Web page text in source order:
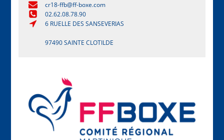
cr18-ffb@ff-boxe.com
02.62.08.78.90
6 RUELLE DES SANSEVERIAS
97490 SAINTE CLOTILDE